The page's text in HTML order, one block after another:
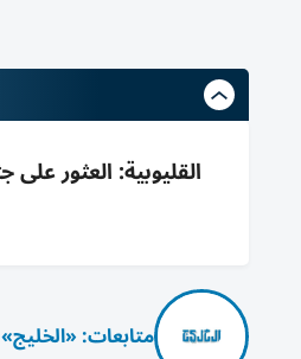
متابعات: «الخليج»